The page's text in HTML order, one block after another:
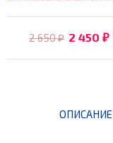
2 650₽ 2 450₽
ОПИСАНИЕ